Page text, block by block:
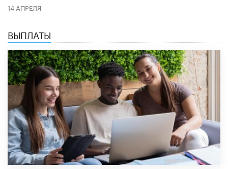
14 АПРЕЛЯ
ВЫПЛАТЫ